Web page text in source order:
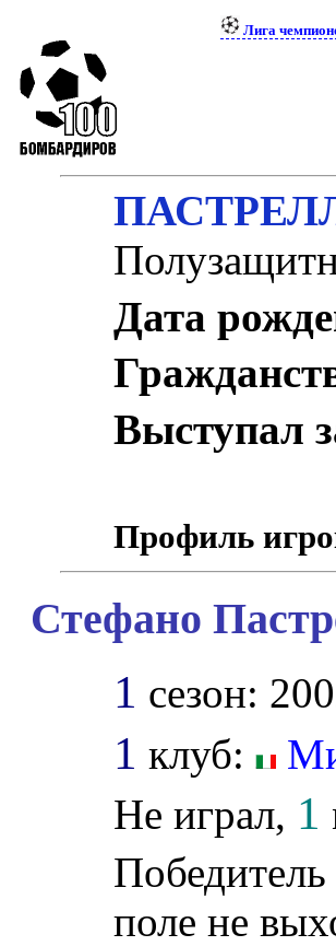
Лига
Дата
Выступал
Профиль
Стефано
1 сезон:
1 клуб:
Не играл, 1
поле не